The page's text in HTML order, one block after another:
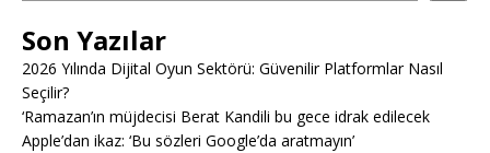
Son Yazılar
2026 Yılında Dijital Oyun Sektörü: Güvenilir Platformlar Nasıl
Seçilir?
‘Ramazan’ın müjdecisi Berat Kandili bu gece idrak edilecek
Apple’dan ikaz: ‘Bu sözleri Google’da aratmayın’